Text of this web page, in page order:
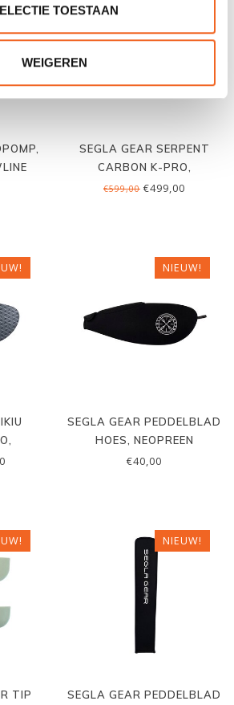
TOESTAAN
WEIGEREN
SEGLA GEAR SERPENT
CARBON K-PRO,
BENTSHAFT
€599,00 €499,00
NIEUW!
SEGLA GEAR PEDDELBLAD
HOES, NEOPREEN
€40,00
TIP
NIEUW!
SEGLA GEAR PEDDELBLAD